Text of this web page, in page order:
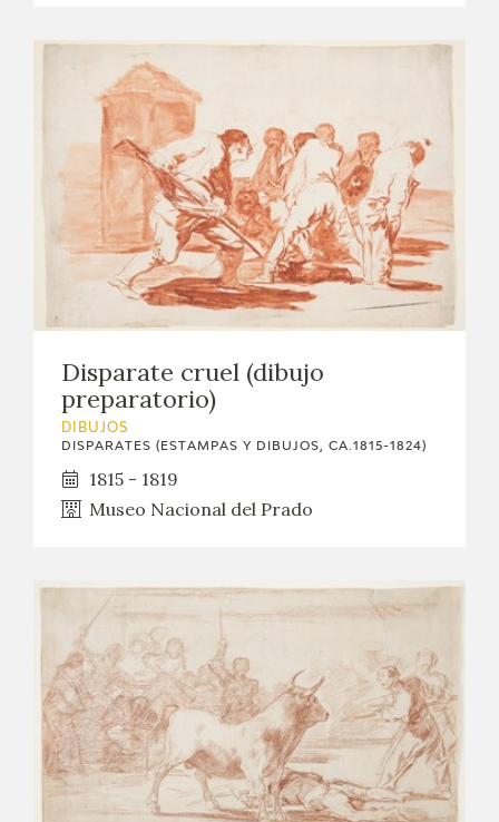
Disparate cruel (dibujo
preparatorio)
DIBUJOS
DISPARATES (ESTAMPAS Y DIBUJOS, CA.1815-1824)
1815 - 1819
Museo Nacional del Prado